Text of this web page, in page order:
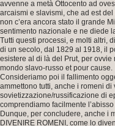
avvenne a metà Ottocento ad
arcaismi e slavismi, che ad est
non c’era ancora stato il grande
sentimento nazionale e ne diede
Tutti questi processi, e molti altri,
di un secolo, dal 1829 al 1918, il
esistere al di là del Prut, per
mondo slavo-russo et pour cause.
Consideriamo poi il fallimento
ammettono tutti, anche i romeni
sovietizzazione/russificazione di
comprendiamo facilmente
Dunque, per concludere, anche i
DIVENIRE ROMENI, come lo